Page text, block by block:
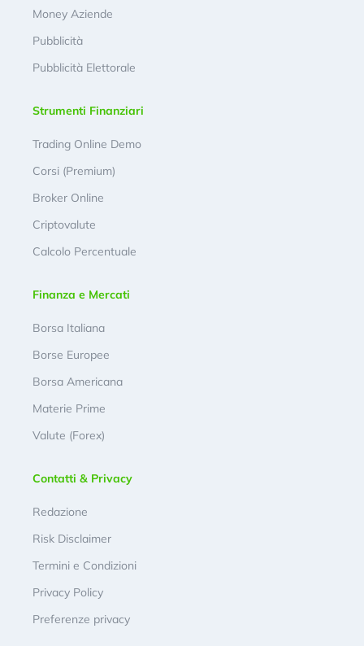
Money Aziende
Pubblicità
Pubblicità Elettorale
Strumenti Finanziari
Trading Online Demo
Corsi (Premium)
Broker Online
Criptovalute
Calcolo Percentuale
Finanza e Mercati
Borsa Italiana
Borse Europee
Borsa Americana
Materie Prime
Valute (Forex)
Contatti & Privacy
Redazione
Risk Disclaimer
Termini e Condizioni
Privacy Policy
Preferenze privacy